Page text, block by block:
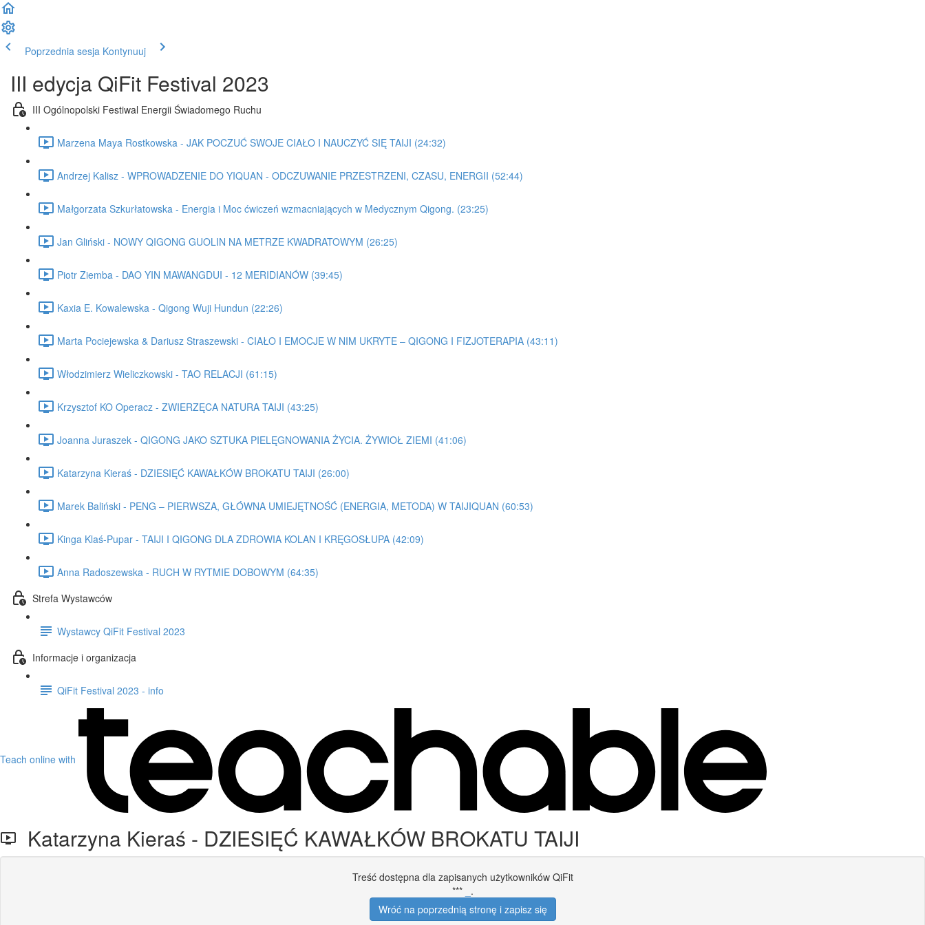
Poprzednia sesja Kontynuuj
III edycja QiFit Festival 2023
III Ogólnopolski Festiwal Energii Świadomego Ruchu
Marzena Maya Rostkowska - JAK POCZUĆ SWOJE CIAŁO I NAUCZYĆ SIĘ TAIJI (24:32)
Andrzej Kalisz - WPROWADZENIE DO YIQUAN - ODCZUWANIE PRZESTRZENI, CZASU, ENERGII (52:44)
Małgorzata Szkurłatowska - Energia i Moc ćwiczeń wzmacniających w Medycznym Qigong. (23:25)
Jan Gliński - NOWY QIGONG GUOLIN NA METRZE KWADRATOWYM (26:25)
Piotr Ziemba - DAO YIN MAWANGDUI - 12 MERIDIANÓW (39:45)
Kaxia E. Kowalewska - Qigong Wuji Hundun (22:26)
Marta Pociejewska & Dariusz Straszewski - CIAŁO I EMOCJE W NIM UKRYTE – QIGONG I FIZJOTERAPIA (43:11)
Włodzimierz Wieliczkowski - TAO RELACJI (61:15)
Krzysztof KO Operacz - ZWIERZĘCA NATURA TAIJI (43:25)
Joanna Juraszek - QIGONG JAKO SZTUKA PIELĘGNOWANIA ŻYCIA. ŻYWIOŁ ZIEMI (41:06)
Katarzyna Kieraś - DZIESIĘĆ KAWAŁKÓW BROKATU TAIJI (26:00)
Marek Baliński - PENG – PIERWSZA, GŁÓWNA UMIEJĘTNOŚĆ (ENERGIA, METODA) W TAIJIQUAN (60:53)
Kinga Klaś-Pupar - TAIJI I QIGONG DLA ZDROWIA KOLAN I KRĘGOSŁUPA (42:09)
Anna Radoszewska - RUCH W RYTMIE DOBOWYM (64:35)
Strefa Wystawców
Wystawcy QiFit Festival 2023
Informacje i organizacja
QiFit Festival 2023 - info
Teach online with
Katarzyna Kieraś - DZIESIĘĆ KAWAŁKÓW BROKATU TAIJI
Treść dostępna dla zapisanych użytkowników QiFit
***
.
Wróć na poprzednią stronę i zapisz się